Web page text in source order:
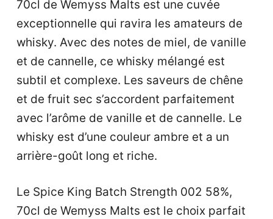
70cl de Wemyss Malts est une cuvée
exceptionnelle qui ravira les amateurs de
whisky. Avec des notes de miel, de vanille
et de cannelle, ce whisky mélangé est
subtil et complexe. Les saveurs de chêne
et de fruit sec s’accordent parfaitement
avec l’arôme de vanille et de cannelle. Le
whisky est d’une couleur ambre et a un
arrière-goût long et riche.
Le Spice King Batch Strength 002 58%,
70cl de Wemyss Malts est le choix parfait